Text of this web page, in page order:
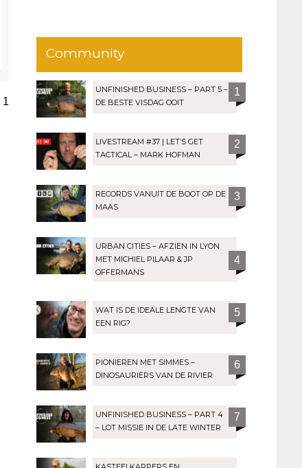
1
Community
UNFINISHED BUSINESS – PART 5 –
DE BESTE VISDAG OOIT
1
LIVESTREAM #37 | LET’S GET
TACTICAL – MARK HOFMAN
2
RECORDS VANUIT DE BOOT OP DE
MAAS
3
URBAN CITIES – AFZIEN IN LYON
MET MICHIEL PILAAR & JP
OFFERMANS
4
WAT IS DE IDEALE LENGTE VAN
EEN RIG?
5
PIONIEREN MET SIMMES –
DINOSAURIËRS VAN DE RIVIER
6
UNFINISHED BUSINESS – PART 4
– LOT MISSIE IN DE LATE WINTER
7